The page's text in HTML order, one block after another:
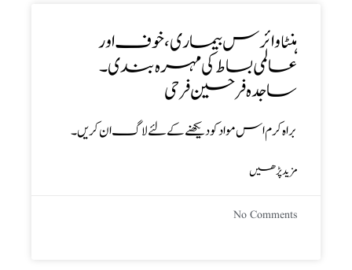
ہنٹا وائرس بیماری، خوف اور
عالمی بساط کی مہرہ بندی ۔
ساجدہ فرحین فرحی
براہ کرم اس مواد کو دیکھنے کے لئے لاگ ان کریں۔
مزید پڑھیں
No Comments